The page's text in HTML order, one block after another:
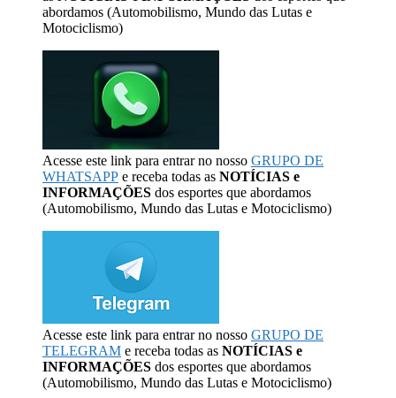
abordamos (Automobilismo, Mundo das Lutas e
Motociclismo)
Acesse este link para entrar no nosso GRUPO DE
WHATSAPP e receba todas as NOTÍCIAS e
INFORMAÇÕES dos esportes que abordamos
(Automobilismo, Mundo das Lutas e Motociclismo)
Acesse este link para entrar no nosso GRUPO DE
TELEGRAM e receba todas as NOTÍCIAS e
INFORMAÇÕES dos esportes que abordamos
(Automobilismo, Mundo das Lutas e Motociclismo)